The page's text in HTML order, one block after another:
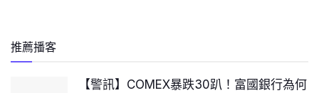
推薦播客
【警訊】COMEX暴跌30趴！富國銀行為何